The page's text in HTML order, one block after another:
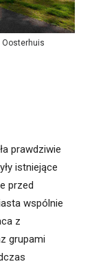
Oosterhuis
prawdziwie
istniejące
przed
wspólnie
z
grupami